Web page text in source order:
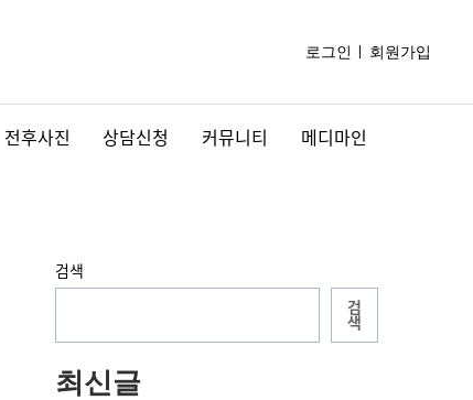
로그인 회원가입
전후사진 상담신청 커뮤니티 메디마인
검색
검
색
최신글